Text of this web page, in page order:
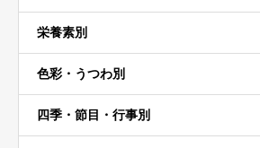
栄養素別
色彩・うつわ別
四季・節目・行事別